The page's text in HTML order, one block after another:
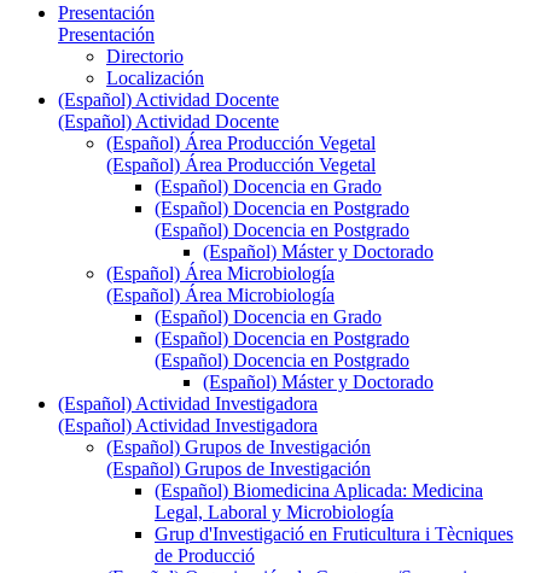
Presentación
Presentación
Directorio
Localización
(Español) Actividad Docente
(Español) Actividad Docente
(Español) Área Producción Vegetal
(Español) Área Producción Vegetal
(Español) Docencia en Grado
(Español) Docencia en Postgrado
(Español) Docencia en Postgrado
(Español) Máster y Doctorado
(Español) Área Microbiología
(Español) Área Microbiología
(Español) Docencia en Grado
(Español) Docencia en Postgrado
(Español) Docencia en Postgrado
(Español) Máster y Doctorado
(Español) Actividad Investigadora
(Español) Actividad Investigadora
(Español) Grupos de Investigación
(Español) Grupos de Investigación
(Español) Biomedicina Aplicada: Medicina
Legal, Laboral y Microbiología
Grup d'Investigació en Fruticultura i Tècniques
de Producció